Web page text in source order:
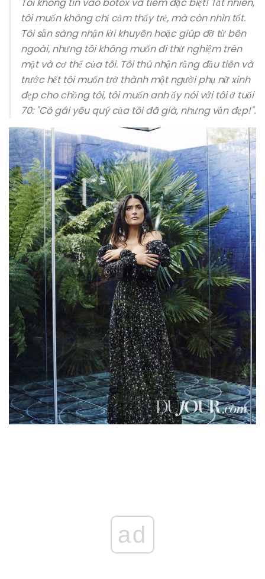
tôi muốn không chỉ cảm thấy trẻ, mà còn nhìn tốt.
Tôi sẵn sàng nhận lời khuyên hoặc giúp đỡ từ bên
ngoài, nhưng tôi không muốn đi thử nghiệm trên
mặt và cơ thể của tôi. Tôi thú nhận rằng đầu tiên và
trước hết tôi muốn trở thành một người phụ nữ xinh
đẹp cho chồng tôi, tôi muốn anh ấy nói với tôi ở tuổi
70: "Cô gái yêu quý của tôi đã già, nhưng vẫn đẹp!".
ad